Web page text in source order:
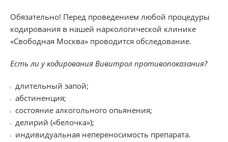
Обязательно! Перед проведением любой процедуры
кодирования в нашей наркологической клинике
«Свободная Москва» проводится обследование.
Есть ли у кодирования Вивитрол противопоказания?
длительный запой;
абстиненция;
состояние алкогольного опьянения;
делирий («белочка»);
индивидуальная непереносимость препарата.